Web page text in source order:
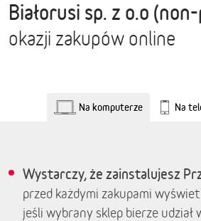
Białorusi sp. z o.o
okazji zakupów online
Na komputerze Na
Wystarczy, że zainstalujesz
przed każdymi zakupami
jeśli wybrany sklep bierze udział